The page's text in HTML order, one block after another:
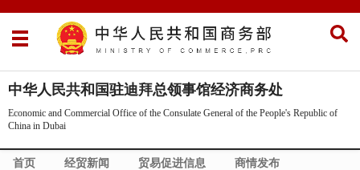
中华人民共和国驻迪拜总领事馆经济商务处
Economic and Commercial Office of the Consulate General of the People's Republic of
China in Dubai
首页 经贸新闻 贸易促进信息 商情发布